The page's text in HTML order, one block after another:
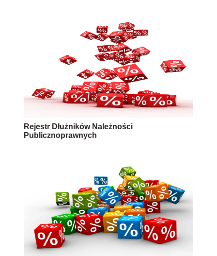
Rejestr Dłużników Należności
Publicznoprawnych